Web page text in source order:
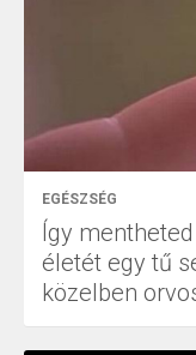
EGÉSZSÉG
Így
életét egy tű
közelben